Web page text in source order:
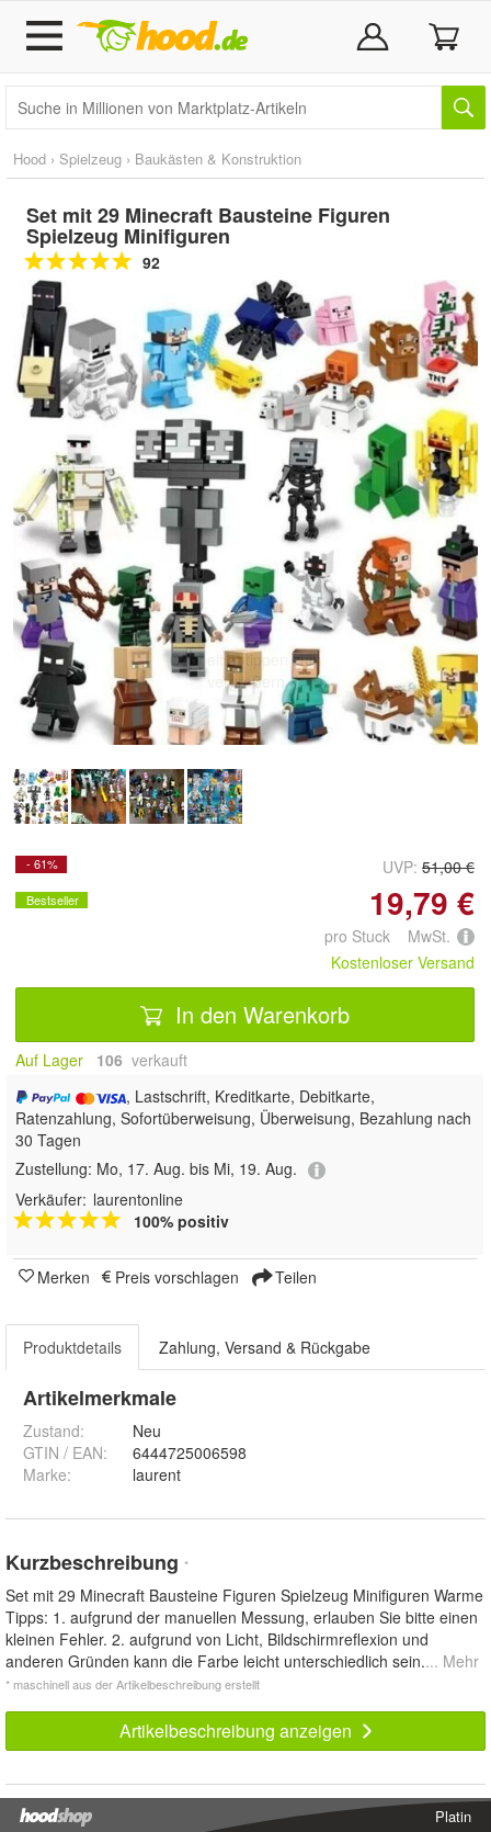
Hood › Spielzeug › Baukästen & Konstruktion
Set mit 29 Minecraft Bausteine Figuren
Spielzeug Minifiguren
92
Doppelt antippen zum
vergrößern
- 61% UVP: 51,00 €
Bestseller 19,79 €
pro Stuck MwSt.
Kostenloser Versand
In den Warenkorb
Auf Lager 106 verkauft
, Lastschrift, Kreditkarte, Debitkarte,
Ratenzahlung, Sofortüberweisung, Überweisung, Bezahlung nach
30 Tagen
Zustellung: Mo, 17. Aug. bis Mi, 19. Aug.
Verkäufer: laurentonline
100% positiv
Merken Preis vorschlagen Teilen
Produktdetails Zahlung, Versand & Rückgabe
Artikelmerkmale
Zustand:
Neu
GTIN / EAN:
6444725006598
Marke:
laurent
Kurzbeschreibung *
Set mit 29 Minecraft Bausteine Figuren Spielzeug Minifiguren Warme
Tipps: 1. aufgrund der manuellen Messung, erlauben Sie bitte einen
kleinen Fehler. 2. aufgrund von Licht, Bildschirmreflexion und
anderen Gründen kann die Farbe leicht unterschiedlich sein.... Mehr
* maschinell aus der Artikelbeschreibung erstellt
Artikelbeschreibung anzeigen
Platin